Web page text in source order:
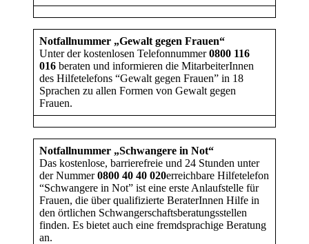
Notfallnummer „Gewalt gegen Frauen“
Unter der kostenlosen Telefonnummer0800 116
016 beraten und informieren die MitarbeiterInnen
des Hilfetelefons “Gewalt gegen Frauen” in 18
Sprachen zu allen Formen von Gewalt gegen
Frauen.
Notfallnummer „Schwangere in Not“
Das kostenlose, barrierefreie und 24 Stunden unter
der Nummer0800 40 40 020erreichbare Hilfetelefon
“Schwangere in Not” ist eine erste Anlaufstelle für
Frauen, die über qualifizierte BeraterInnen Hilfe in
den örtlichen Schwangerschaftsberatungsstellen
finden. Es bietet auch eine fremdsprachige Beratung
an.